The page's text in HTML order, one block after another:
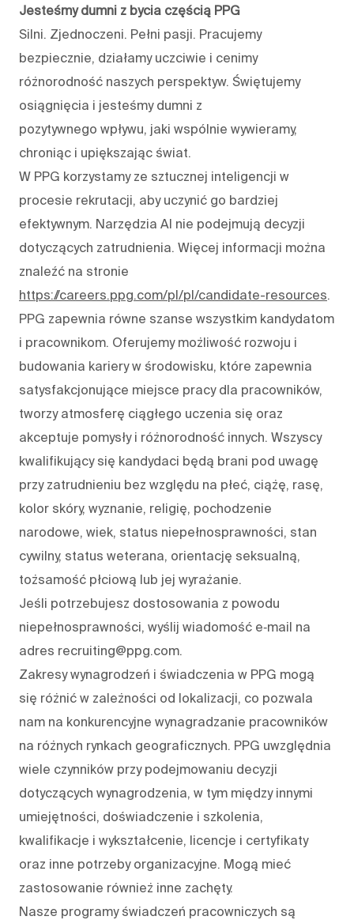
Jesteśmy dumni z bycia częścią PPG
Silni. Zjednoczeni. Pełni pasji. Pracujemy
bezpiecznie, działamy uczciwie i cenimy
różnorodność naszych perspektyw. Świętujemy
osiągnięcia i jesteśmy dumni z
pozytywnego wpływu, jaki wspólnie wywieramy,
chroniąc i upiększając świat.
W PPG korzystamy ze sztucznej inteligencji w
procesie rekrutacji, aby uczynić go bardziej
efektywnym. Narzędzia AI nie podejmują decyzji
dotyczących zatrudnienia. Więcej informacji można
znaleźć na stronie
https://careers.ppg.com/pl/pl/candidate-resources.
PPG zapewnia równe szanse wszystkim kandydatom
i pracownikom. Oferujemy możliwość rozwoju i
budowania kariery w środowisku, które zapewnia
satysfakcjonujące miejsce pracy dla pracowników,
tworzy atmosferę ciągłego uczenia się oraz
akceptuje pomysły i różnorodność innych. Wszyscy
kwalifikujący się kandydaci będą brani pod uwagę
przy zatrudnieniu bez względu na płeć, ciążę, rasę,
kolor skóry, wyznanie, religię, pochodzenie
narodowe, wiek, status niepełnosprawności, stan
cywilny, status weterana, orientację seksualną,
tożsamość płciową lub jej wyrażanie.
Jeśli potrzebujesz dostosowania z powodu
niepełnosprawności, wyślij wiadomość e‑mail na
adres recruiting@ppg.com.
Zakresy wynagrodzeń i świadczenia w PPG mogą
się różnić w zależności od lokalizacji, co pozwala
nam na konkurencyjne wynagradzanie pracowników
na różnych rynkach geograficznych. PPG uwzględnia
wiele czynników przy podejmowaniu decyzji
dotyczących wynagrodzenia, w tym między innymi
umiejętności, doświadczenie i szkolenia,
kwalifikacje i wykształcenie, licencje i certyfikaty
oraz inne potrzeby organizacyjne. Mogą mieć
zastosowanie również inne zachęty.
Nasze programy świadczeń pracowniczych są